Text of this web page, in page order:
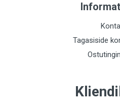
Tagasiside